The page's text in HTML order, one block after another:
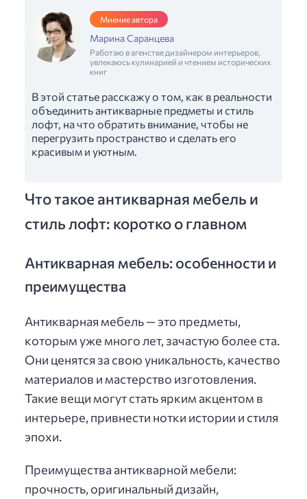
Мнение автора
Марина Саранцева
Работаю в агенстве дизайнером интерьеров,
увлекаюсь кулинарией и чтением исторических
книг
В этой статье расскажу о том, как в реальности
объединить антикварные предметы и стиль
лофт, на что обратить внимание, чтобы не
перегрузить пространство и сделать его
красивым и уютным.
Что такое антикварная мебель и
стиль лофт: коротко о главном
Антикварная мебель: особенности и
преимущества
Антикварная мебель — это предметы,
которым уже много лет, зачастую более ста.
Они ценятся за свою уникальность, качество
материалов и мастерство изготовления.
Такие вещи могут стать ярким акцентом в
интерьере, привнести нотки истории и стиля
эпохи.
Преимущества антикварной мебели:
прочность, оригинальный дизайн,